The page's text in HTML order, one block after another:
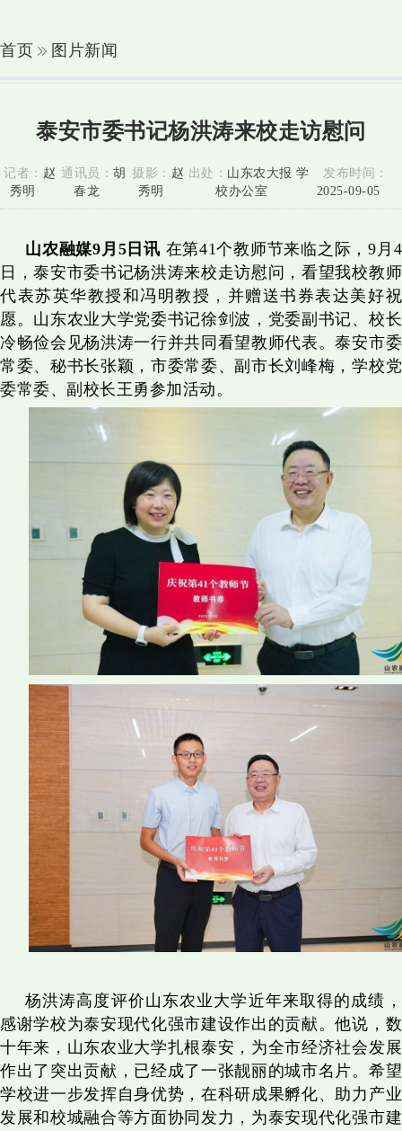
首页 图片新闻
泰安市委书记杨洪涛来校走访慰问
记者： 赵
秀明
通讯员：胡
春龙
摄影： 赵
秀明
出处： 山东农大报 学
校办公室
发布时间：
2025-09-05
山农融媒9月5日讯 在第41个教师节来临之际，9月4
日，泰安市委书记杨洪涛来校走访慰问，看望我校教师
代表苏英华教授和冯明教授，并赠送书券表达美好祝
愿。山东农业大学党委书记徐剑波，党委副书记、校长
冷畅俭会见杨洪涛一行并共同看望教师代表。泰安市委
常委、秘书长张颖，市委常委、副市长刘峰梅，学校党
委常委、副校长王勇参加活动。
杨洪涛高度评价山东农业大学近年来取得的成绩，
感谢学校为泰安现代化强市建设作出的贡献。他说，数
十年来，山东农业大学扎根泰安，为全市经济社会发展
作出了突出贡献，已经成了一张靓丽的城市名片。希望
学校进一步发挥自身优势，在科研成果孵化、助力产业
发展和校城融合等方面协同发力，为泰安现代化强市建